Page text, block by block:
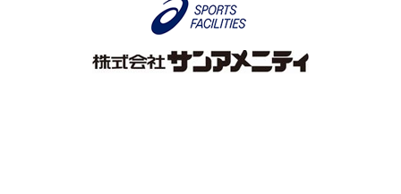
なわとびイベントを開催しました！